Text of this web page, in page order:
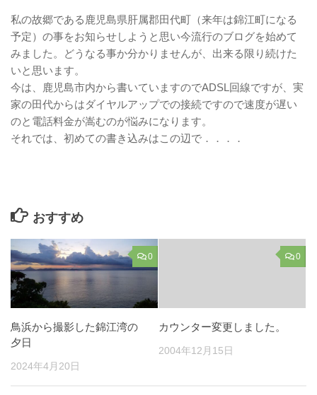
私の故郷である鹿児島県肝属郡田代町（来年は錦江町になる
予定）の事をお知らせしようと思い今流行のブログを始めて
みました。どうなる事か分かりませんが、出来る限り続けた
いと思います。
今は、鹿児島市内から書いていますのでADSL回線ですが、実
家の田代からはダイヤルアップでの接続ですので速度が遅い
のと電話料金が嵩むのが悩みになります。
それでは、初めての書き込みはこの辺で．．．．
おすすめ
0
鳥浜から撮影した錦江湾の
夕日
2024年4月20日
0
カウンター変更しました。
2004年12月15日